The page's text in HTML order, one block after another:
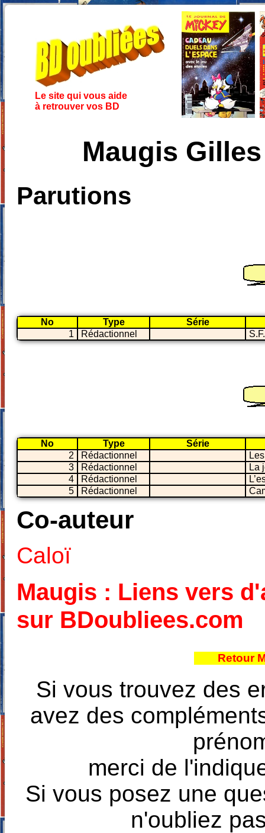
Le site qui vous aide
à retrouver vos BD
Maugis
Parutions
No Type
Série
1
Rédactionnel
No Type
Série
2
Rédactionnel
3
Rédactionnel
La
4
Rédactionnel
5
Rédactionnel
Co-auteur
Caloï
Maugis : Liens vers
sur BDoubliees.com
Retour
Si vous trouvez des
avez des
merci de
Si vous posez une
n'oubliez